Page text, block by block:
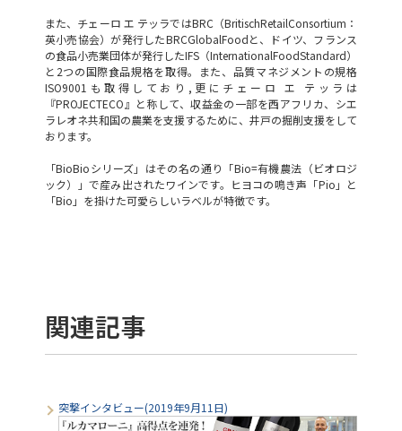
また、チェーロ エ テッラではBRC（BritischRetailConsortium：
英小売協会）が発行したBRCGlobalFoodと、ドイツ、フランス
の食品小売業団体が発行したIFS（InternationalFoodStandard）
と2つの国際食品規格を取得。また、品質マネジメントの規格
ISO9001も取得しており,更にチェーロ エ テッラは
『PROJECTECO』と称して、収益金の一部を西アフリカ、シエ
ラレオネ共和国の農業を支援するために、井戸の掘削支援をして
おります。
「BioBioシリーズ」はその名の通り「Bio=有機農法（ビオロジ
ック）」で産み出されたワインです。ヒヨコの鳴き声「Pio」と
「Bio」を掛けた可愛らしいラベルが特徴です。
関連記事
突撃インタビュー(2019年9月11日)